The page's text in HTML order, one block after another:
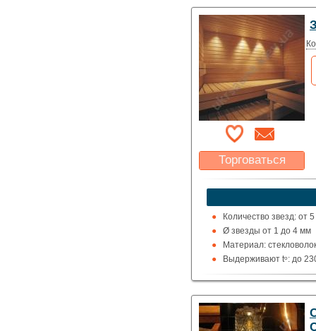
Торговаться
Какая цена Вас
устроит?
Указать цену
Количество звезд: от
Ø звезды от 1 до 4 мм
Материал:
Выдерживают tᵒ: до
Изменение цвета: